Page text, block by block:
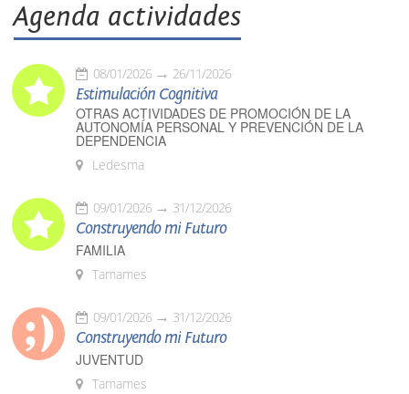
Agenda actividades
08/01/2026 26/11/2026
Estimulación Cognitiva
OTRAS ACTIVIDADES DE PROMOCIÓN DE LA
AUTONOMÍA PERSONAL Y PREVENCIÓN DE LA
DEPENDENCIA
Ledesma
09/01/2026 31/12/2026
Construyendo mi Futuro
FAMILIA
Tamames
09/01/2026 31/12/2026
Construyendo mi Futuro
JUVENTUD
Tamames